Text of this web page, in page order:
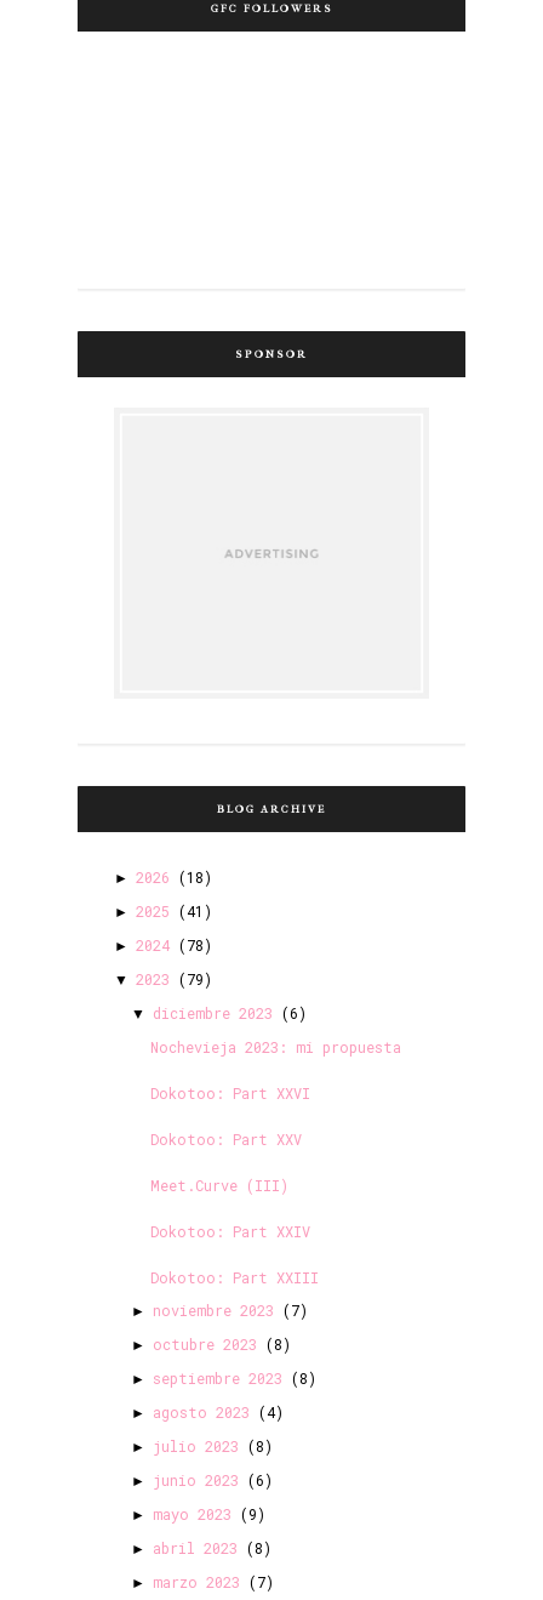
GFC FOLLOWERS
SPONSOR
BLOG ARCHIVE
► 2026 (18)
► 2025 (41)
► 2024 (78)
▼ 2023 (79)
▼ diciembre 2023 (6)
Nochevieja 2023: mi propuesta
Dokotoo: Part XXVI
Dokotoo: Part XXV
Meet.Curve (III)
Dokotoo: Part XXIV
Dokotoo: Part XXIII
► noviembre 2023 (7)
► octubre 2023 (8)
► septiembre 2023 (8)
► agosto 2023 (4)
► julio 2023 (8)
► junio 2023 (6)
► mayo 2023 (9)
► abril 2023 (8)
► marzo 2023 (7)